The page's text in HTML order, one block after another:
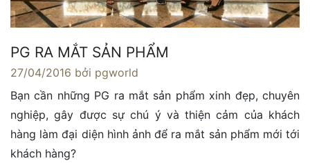
PG RA MẮT SẢN PHẨM
27/04/2016 bởi pgworld
Bạn cần những PG ra mắt sản phẩm xinh đẹp, chuyên
nghiệp, gây được sự chú ý và thiện cảm của khách
hàng làm đại diện hình ảnh để ra mắt sản phẩm mới tới
khách hàng?